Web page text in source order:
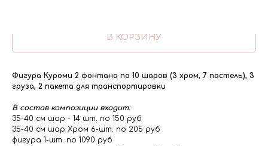
В КОРЗИНУ
Фигура Куроми 2 фонтана по 10 шаров (3 хром, 7 пастель), 3
груза, 2 пакета для транспортировки
В состав композиции входит:
35-40 см шар - 14 шт. по 150 руб
35-40 см шар Хром 6-шт. по 205 руб
фигура 1-шт. по 1090 руб